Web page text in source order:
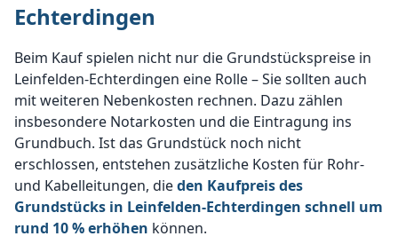
Echterdingen
Beim Kauf spielen nicht nur die Grundstückspreise in
Leinfelden-Echterdingen eine Rolle – Sie sollten auch
mit weiteren Nebenkosten rechnen. Dazu zählen
insbesondere Notarkosten und die Eintragung ins
Grundbuch. Ist das Grundstück noch nicht
erschlossen, entstehen zusätzliche Kosten für Rohr-
und Kabelleitungen, dieden Kaufpreis des
Grundstücks in Leinfelden-Echterdingen schnell um
rund 10 % erhöhen können.